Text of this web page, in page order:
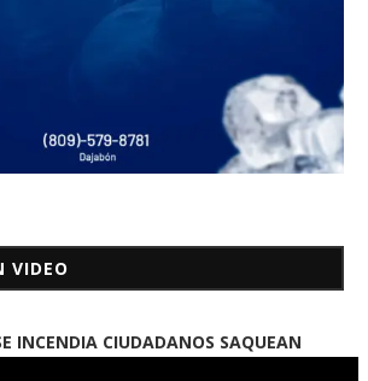
VIDEO
INCENDIA CIUDADANOS SAQUEAN